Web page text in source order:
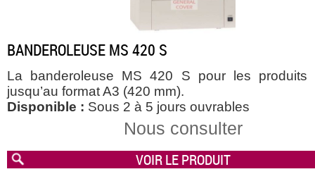
BANDEROLEUSE MS 420 S
La banderoleuse MS 420 S pour les produits
jusqu’au format A3 (420 mm).
Disponible : Sous 2 à 5 jours ouvrables
Nous consulter
VOIR LE PRODUIT